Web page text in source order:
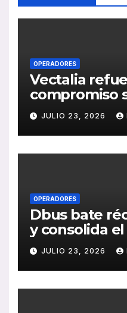
OPERADORES
Vectalia
compromiso
publicación
de RSC 2025
JULIO 23, 2026
OPERADORES
Dbus bate
y consolida
transporte
Sebastián
JULIO 23, 2026